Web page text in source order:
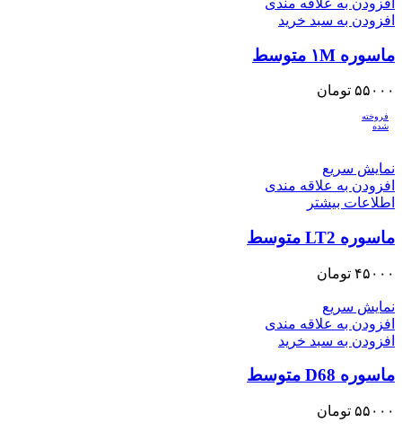
افزودن به سبد خرید
ماسوره ۱M متوسط
۵۵۰۰۰ تومان
فروخته
شده
نمایش سریع
افزودن به علاقه مندی
اطلاعات بیشتر
ماسوره LT2 متوسط
۴۵۰۰۰ تومان
نمایش سریع
افزودن به علاقه مندی
افزودن به سبد خرید
ماسوره D68 متوسط
۵۵۰۰۰ تومان